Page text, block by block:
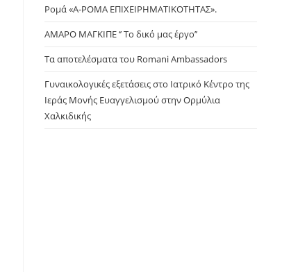
Ρομά «Α-ΡΟΜΑ ΕΠΙΧΕΙΡΗΜΑΤΙΚΟΤΗΤΑΣ».
ΑΜΑΡΟ ΜΑΓΚΙΠΕ ‘’ Το δικό μας έργο’’
Τα αποτελέσματα του Romani Ambassadors
Γυναικολογικές εξετάσεις στο Ιατρικό Κέντρο της
Ιεράς Μονής Ευαγγελισμού στην Ορμύλια
Χαλκιδικής